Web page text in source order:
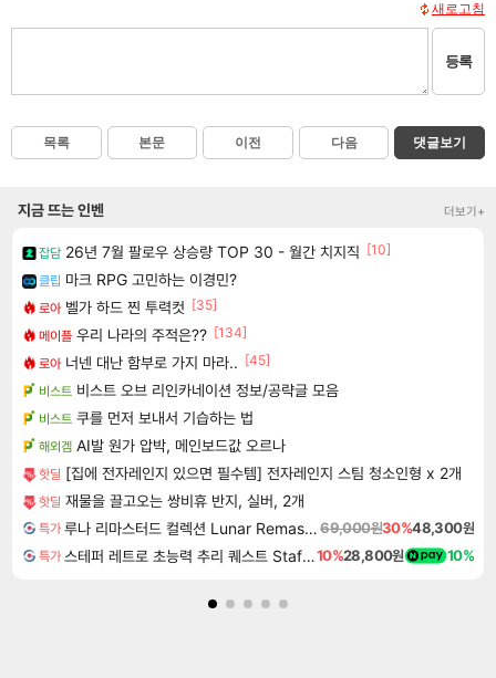
새로고침
등록
목록 본문 이전 다음 댓글보기
지금 뜨는 인벤 더보기+
잡담 26년 7월 팔로우 상승량 TOP 30 - 월간 치지직 [10]
클립 마크 RPG 고민하는 이경민?
로아 벨가 하드 찐 투력컷 [35]
메이플 우리 나라의 주적은?? [134]
로아 너넨 대난 함부로 가지 마라.. [45]
비스트 비스트 오브 리인카네이션 정보/공략글 모음
비스트 쿠를 먼저 보내서 기습하는 법
해외겜 AI발 원가 압박, 메인보드값 오르나
핫딜 [집에 전자레인지 있으면 필수템] 전자레인지 스팀 청소인형 x 2개
핫딜 재물을 끌고오는 쌍비휴 반지, 실버, 2개
특가 루나 리마스터드 컬렉션 Lunar Remastered Collection69,000원30%48,300원
특가 스테퍼 레트로 초능력 추리 퀘스트 Staffer Retro A Supernatural Mystery Quest10%28,800원 10%